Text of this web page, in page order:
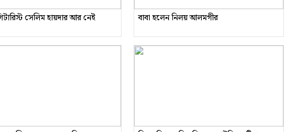
সেলিম হায়দার আর নেই বাবা হলেন নিলয় আলমগীর